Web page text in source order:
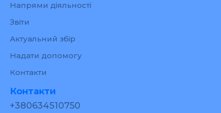
Напрями діяльності
Звіти
Актуальний збір
Надати допомогу
Контакти
Контакти
+380634510750